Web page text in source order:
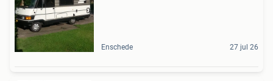
Enschede 27 jul 26